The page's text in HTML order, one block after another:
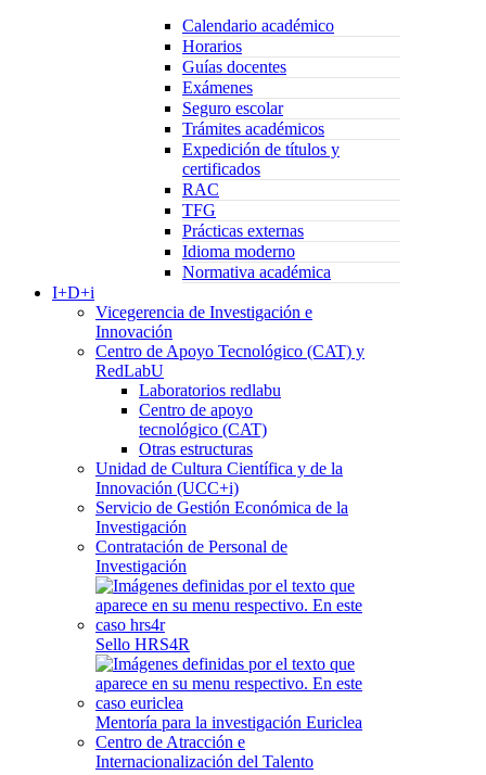
Calendario académico
Horarios
Guías docentes
Exámenes
Seguro escolar
Trámites académicos
Expedición de títulos y
certificados
RAC
TFG
Prácticas externas
Idioma moderno
Normativa académica
I+D+i
Vicegerencia de Investigación e
Innovación
Centro de Apoyo Tecnológico (CAT) y
RedLabU
Laboratorios redlabu
Centro de apoyo
tecnológico (CAT)
Otras estructuras
Unidad de Cultura Científica y de la
Innovación (UCC+i)
Servicio de Gestión Económica de la
Investigación
Contratación de Personal de
Investigación
Sello HRS4R
Mentoría para la investigación Euriclea
Centro de Atracción e
Internacionalización del Talento